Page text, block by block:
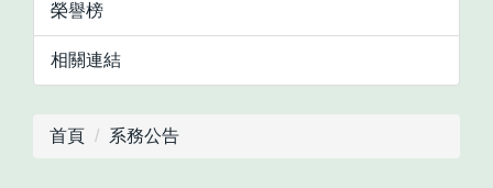
榮譽榜
相關連結
首頁 系務公告